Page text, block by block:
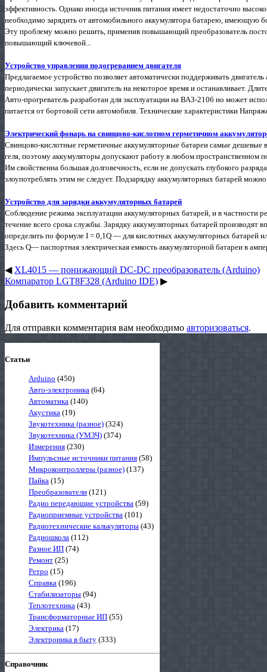
эффективность. Однако иногда источник питания имеет недостаточно
необходимо зарядить от автомобильного аккумулятора батарею, имеющую
Эту проблему можно решить, применив повышающий преобразователь
повышающий ключевой...
Устройство управления подогреванием двигателя
Предлагаемое устройство позволяет автоматически поддерживать
периодически запускает двигатель на некоторое время и останавливает.
Авто-прогреватель разработан для эксплуатации на ВАЗ-2106 но может
питается от бортовой сети автомобиля. Технические характеристики
Электрический фонарь на свинцово-кислотном герметичном
Свинцово-кислотные герметичные аккумуляторные батареи самые дешевые
геля, поэтому аккумуляторы допускают работу в любом пространственном
Им свойственна большая долговечность, если не допускать глубокого
злоупотреблять этим не следует. Подзарядку аккумуляторных батарей
Устройство для зарядки аккумуляторных батарей
Соблюдение режима эксплуатации аккумуляторных батарей, и в частности
течение всего срока службы. Зарядку аккумуляторных батарей производят
определить по формуле I = 0,1Q — для кислотных аккумуляторных батарей
Здесь Q— паспортная электрическая емкость аккумуляторной батареи в
◀ XL4015 — понижающий DC-DC преобразователь (Arduino)
Компаратор LGT8F328 (Arduino IDE) ▶
Добавить комментарий
Для отправки комментария вам необходимо авторизоваться.
Статьи
Arduino (450)
Авто-электроника (64)
Автоматика (140)
Акустика (19)
Звукотехника (разное) (324)
Звукотехника (УМЗЧ) (374)
Измерения (230)
Импульсные источники питания (58)
Микроконтроллеры (разное) (137)
Пайка (15)
Преобразователи (121)
Радио передающие устройства (59)
Радиоприемные устройства (101)
Радиотехнические калькуляторы (43)
Радиошкола (112)
Разное ИП (74)
Ремонт (25)
Ретро (15)
Справка (196)
Стабилизаторы (94)
Теплотехника (43)
Трансформаторные ИП (55)
Электрика (17)
Электроника в быту (333)
Справочник